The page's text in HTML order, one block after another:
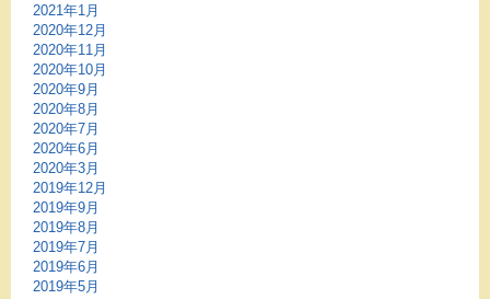
2021年1月
2020年12月
2020年11月
2020年10月
2020年9月
2020年8月
2020年7月
2020年6月
2020年3月
2019年12月
2019年9月
2019年8月
2019年7月
2019年6月
2019年5月